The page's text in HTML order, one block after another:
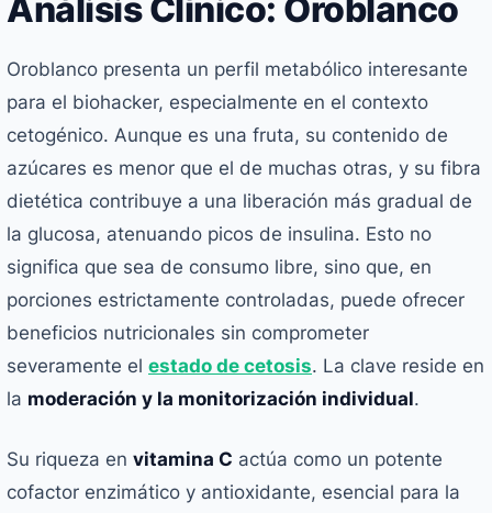
Análisis Clínico: Oroblanco
Oroblanco presenta un perfil metabólico interesante
para el biohacker, especialmente en el contexto
cetogénico. Aunque es una fruta, su contenido de
azúcares es menor que el de muchas otras, y su fibra
dietética contribuye a una liberación más gradual de
la glucosa, atenuando picos de insulina. Esto no
significa que sea de consumo libre, sino que, en
porciones estrictamente controladas, puede ofrecer
beneficios nutricionales sin comprometer
severamente el estado de cetosis. La clave reside en
la moderación y la monitorización individual.
Su riqueza en vitamina C actúa como un potente
cofactor enzimático y antioxidante, esencial para la